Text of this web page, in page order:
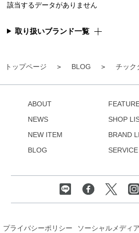
トップページ BLOG チック
該当するデータがありません
取り扱いブランド一覧
ABOUT
NEWS
NEW ITEM
BLOG
SHOP
BRAND
SERVICE
プライバシーポリシー ソーシャルメディ